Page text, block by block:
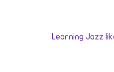
Learning Jazz